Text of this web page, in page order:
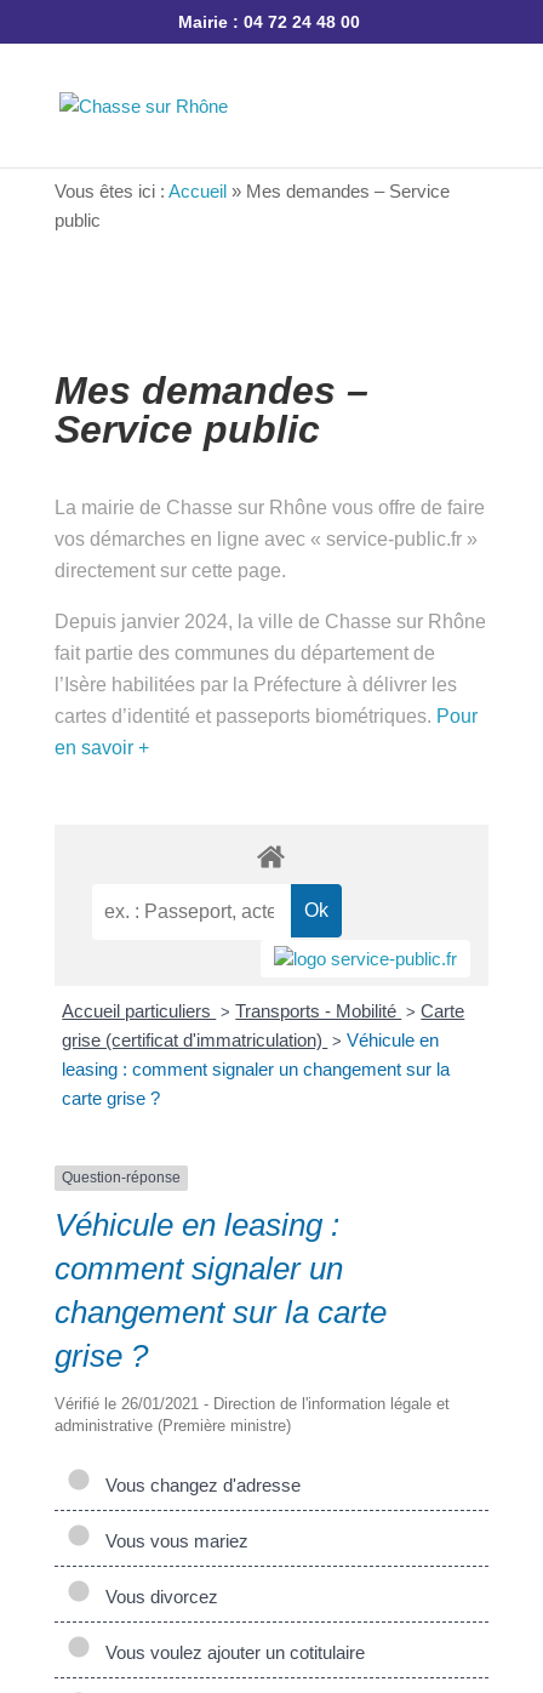
Mairie : 04 72 24 48 00
Vous êtes ici :Accueil»Mes demandes – Service
public
Mes demandes –
Service public
La mairie de Chasse sur Rhône vous offre de
faire vos démarches en ligne avec « service-
public.fr » directement sur cette page.
Depuis janvier 2024, la ville de Chasse sur Rhône
fait partie des communes du département de
l’Isère habilitées par la Préfecture à délivrer les
cartes d’identité et passeports biométriques.Pour
en savoir +
Accueil particuliers > Transports - Mobilité > Carte
grise (certificat d'immatriculation) > Véhicule en
leasing : comment signaler un changement sur la
carte grise ?
Question-réponse
Véhicule en leasing :
comment signaler un
changement sur la carte
grise ?
Vérifié le 26/01/2021 - Direction de l'information légale et
administrative (Première ministre)
Vous changez d'adresse
Vous vous mariez
Vous divorcez
Vous voulez ajouter un cotitulaire